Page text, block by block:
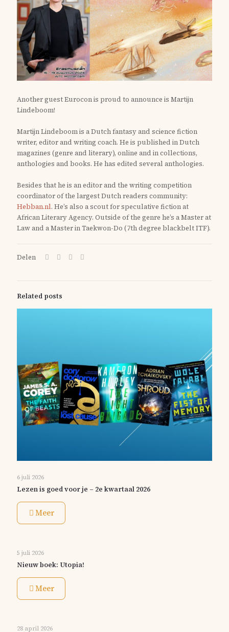
Another guest Eurocon is proud to announce is Martijn
Lindeboom!
Martijn Lindeboom is a Dutch fantasy and science fiction
writer, editor and writing coach. He is published in Dutch
magazines (genre and literary), online and in collections,
anthologies and books. He has edited several anthologies.
Besides that he is an editor and the writing competition
coordinator of the largest Dutch readers community:
Hebban.nl. He’s also a scout for speculative fiction at
African Literary Agency. Outside of the genre he’s a Master at
Law and a Master in Taekwon-Do (7th degree blackbelt ITF).
Delen
Related posts
6 juli 2026
Lezen is goed voor je – 2e kwartaal 2026
Meer
5 juli 2026
Nieuw boek: Utopia!
Meer
28 april 2026